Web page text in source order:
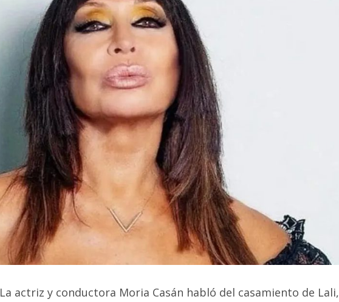
La actriz y conductora Moria Casán habló del casamiento de Lali,